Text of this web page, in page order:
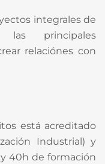
integrales de
las principales
relaciónes con
está acreditado
Industrial) y
40h de formación